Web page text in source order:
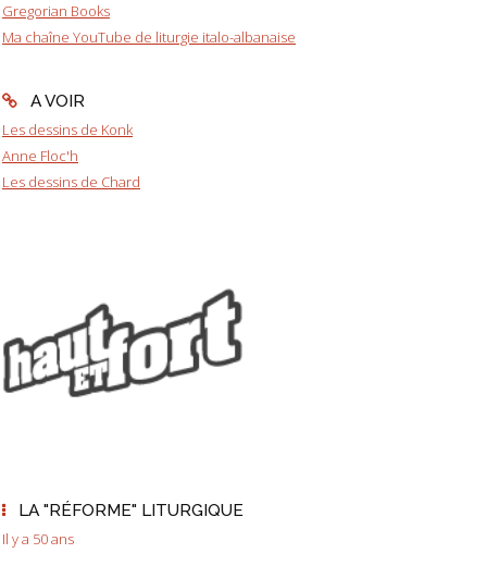
Gregorian Books
Ma chaîne YouTube de liturgie italo-albanaise
A VOIR
Les dessins de Konk
Anne Floc'h
Les dessins de Chard
LA "RÉFORME" LITURGIQUE
Il y a 50 ans